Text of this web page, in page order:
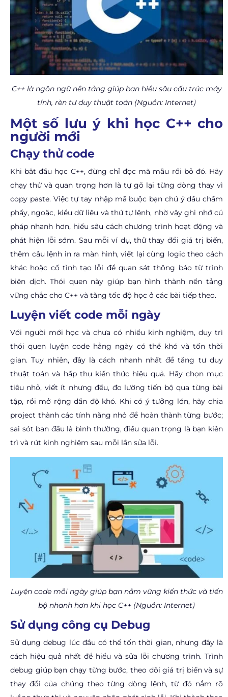
C++ là ngôn ngữ nền tảng giúp bạn hiểu sâu cấu trúc máy
tính, rèn tư duy thuật toán (Nguồn: Internet)
Một số lưu ý khi học C++ cho
người mới
Chạy thử code
Khi bắt đầu học C++, đừng chỉ đọc mã mẫu rồi bỏ đó. Hãy
chạy thử và quan trọng hơn là tự gõ lại từng dòng thay vì
copy paste. Việc tự tay nhập mã buộc bạn chú ý dấu chấm
phẩy, ngoặc, kiểu dữ liệu và thứ tự lệnh, nhờ vậy ghi nhớ cú
pháp nhanh hơn, hiểu sâu cách chương trình hoạt động và
phát hiện lỗi sớm. Sau mỗi ví dụ, thử thay đổi giá trị biến,
thêm câu lệnh in ra màn hình, viết lại cùng logic theo cách
khác hoặc cố tình tạo lỗi để quan sát thông báo từ trình
biên dịch. Thói quen này giúp bạn hình thành nền tảng
vững chắc cho C++ và tăng tốc độ học ở các bài tiếp theo.
Luyện viết code mỗi ngày
Với người mới học và chưa có nhiều kinh nghiệm, duy trì
thói quen luyện code hằng ngày có thể khó và tốn thời
gian. Tuy nhiên, đây là cách nhanh nhất để tăng tư duy
thuật toán và hấp thụ kiến thức hiệu quả. Hãy chọn mục
tiêu nhỏ, viết ít nhưng đều, đo lường tiến bộ qua từng bài
tập, rồi mở rộng dần độ khó. Khi có ý tưởng lớn, hãy chia
project thành các tính năng nhỏ để hoàn thành từng bước;
sai sót ban đầu là bình thường, điều quan trọng là bạn kiên
trì và rút kinh nghiệm sau mỗi lần sửa lỗi.
Luyện code mỗi ngày giúp bạn nắm vững kiến thức và tiến
bộ nhanh hơn khi học C++ (Nguồn: Internet)
Sử dụng công cụ Debug
Sử dụng debug lúc đầu có thể tốn thời gian, nhưng đây là
cách hiệu quả nhất để hiểu và sửa lỗi chương trình. Trình
debug giúp bạn chạy từng bước, theo dõi giá trị biến và sự
thay đổi của chúng theo từng dòng lệnh, từ đó nắm rõ